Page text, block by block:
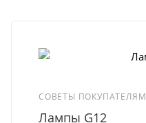
СОВЕТЫ ПОКУПАТЕЛЯМ
Лампы G12